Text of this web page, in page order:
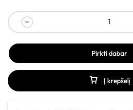
Į krepšelį
Pirkti dabar